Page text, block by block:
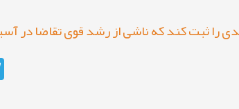
را ثبت کند که ناشی از رشد قوی تقاضا در